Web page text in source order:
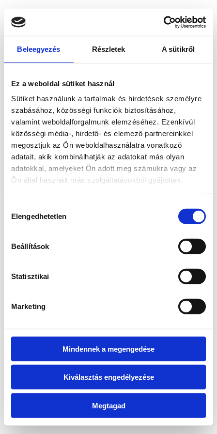
Beleegyezés Részletek A sütikről
Ez a weboldal sütiket használ
Sütiket használunk a tartalmak és hirdetések személyre
szabásához, közösségi funkciók biztosításához,
valamint weboldalforgalmunk elemzéséhez. Ezenkívül
közösségi média-, hirdető- és elemező partnereinkkel
megosztjuk az Ön weboldalhasználatra vonatkozó
adatait, akik kombinálhatják az adatokat más olyan
adatokkal, amelyeket Ön adott meg számukra vagy az
Ön által használt más szolgáltatásokból gyűjtöttek.
kiválasztása
Elengedhetetlen
Beállítások
Statisztikai
Marketing
Mindennek a megengedése
Kiválasztás engedélyezése
Megtagad
loadingwww.bicapp.hu
(see the browser console for more